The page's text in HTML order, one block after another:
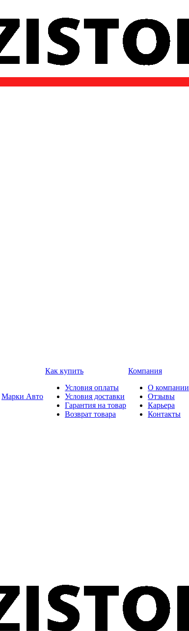
Марки Авто
Как купить
Условия оплаты
Условия доставки
Гарантия на товар
Возврат товара
Компания
О компании
Отзывы
Карьера
Контакты